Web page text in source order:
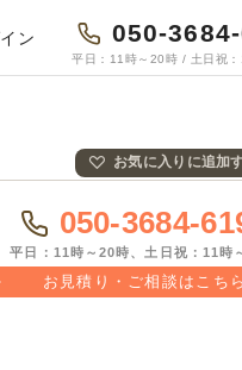
ン 050-
平日：11時～20時 / 土日祝
お気に入りに追加
050-3684-
平日：11時～20時、土日祝：11時
お見積り・ご相談はこちら